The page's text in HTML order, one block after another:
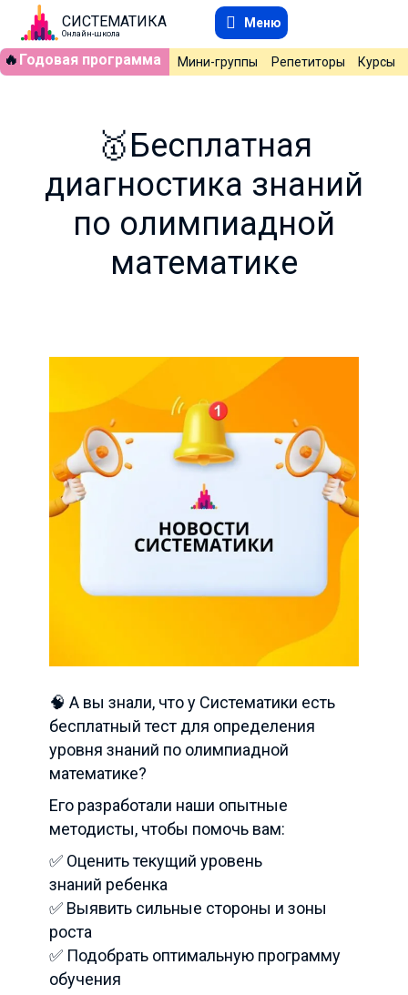
СИСТЕМАТИКА
Онлайн-школа
Меню
🔥 Годовая программа Мини-группы Репетиторы Курсы
🥇Бесплатная
диагностика знаний
по олимпиадной
математике
🧠 А вы знали, что у Систематики есть
бесплатный тест для определения
уровня знаний по олимпиадной
математике?
Его разработали наши опытные
методисты, чтобы помочь вам:
✅ Оценить текущий уровень
знаний ребенка
✅ Выявить сильные стороны и зоны
роста
✅ Подобрать оптимальную программу
обучения